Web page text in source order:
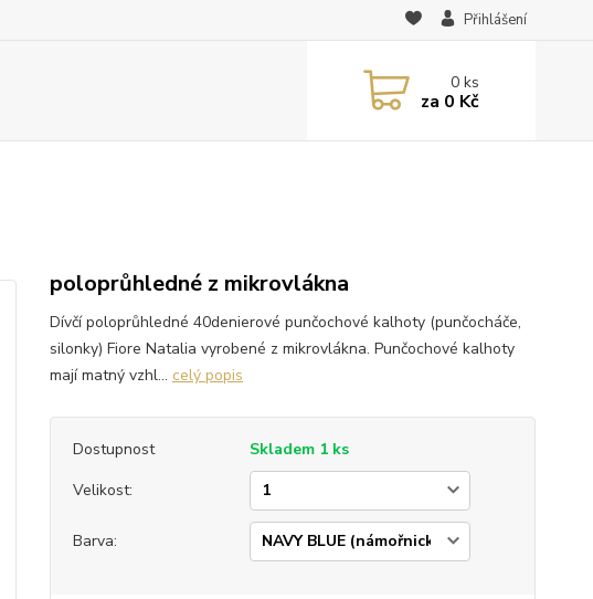
Přihlášení
0ks
za 0 Kč
poloprůhledné z mikrovlákna
Dívčí poloprůhledné 40denierové punčochové kalhoty (punčocháče,
silonky) Fiore Natalia vyrobené z mikrovlákna. Punčochové kalhoty
mají matný vzhl... celý popis
Dostupnost
Skladem 1 ks
Velikost:
Barva: